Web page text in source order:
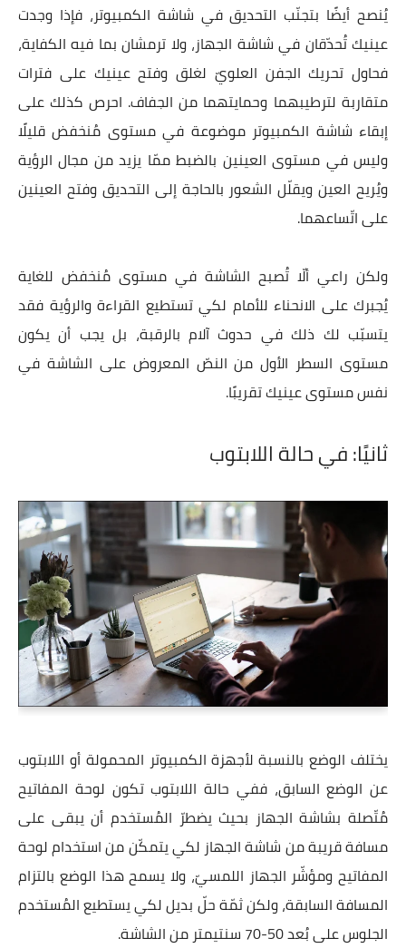
يُنصح أيضًا بتجنّب التحديق في شاشة الكمبيوتر، فإذا وجدت
عينيك تُحدّقان في شاشة الجهاز، ولا ترمشان بما فيه الكفاية،
فحاول تحريك الجفن العلويّ لغلق وفتح عينيك على فترات
متقاربة لترطيبهما وحمايتهما من الجفاف. احرص كذلك على
إبقاء شاشة الكمبيوتر موضوعة في مستوى مُنخفض قليلًا
وليس في مستوى العينين بالضبط ممّا يزيد من مجال الرؤية
ويُريح العين ويقلّل الشعور بالحاجة إلى التحديق وفتح العينين
على اتّساعهما.
ولكن راعي ألّا تُصبح الشاشة في مستوى مُنخفض للغاية
يُجبرك على الانحناء للأمام لكي تستطيع القراءة والرؤية فقد
يتسبّب لك ذلك في حدوث آلام بالرقبة، بل يجب أن يكون
مستوى السطر الأول من النصّ المعروض على الشاشة في
نفس مستوى عينيك تقريبًا.
ثانيًا: في حالة اللابتوب
يختلف الوضع بالنسبة لأجهزة الكمبيوتر المحمولة أو اللابتوب
عن الوضع السابق، ففي حالة اللابتوب تكون لوحة المفاتيح
مُتّصلة بشاشة الجهاز بحيث يضطرّ المُستخدم أن يبقى على
مسافة قريبة من شاشة الجهاز لكي يتمكّن من استخدام لوحة
المفاتيح ومؤشّر الجهاز اللمسيّ، ولا يسمح هذا الوضع بالتزام
المسافة السابقة، ولكن ثمّة حلّ بديل لكي يستطيع المُستخدم
الجلوس على بُعد 50-70 سنتيمتر من الشاشة.